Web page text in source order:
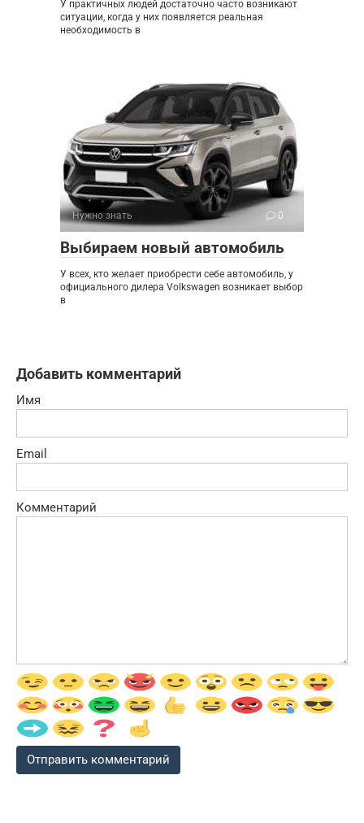
У практичных людей достаточно часто возникают
ситуации, когда у них появляется реальная
необходимость в
Нужно знать 0
Выбираем новый автомобиль
У всех, кто желает приобрести себе автомобиль, у
официального дилера Volkswagen возникает выбор
в
Добавить комментарий
Имя
Email
Комментарий